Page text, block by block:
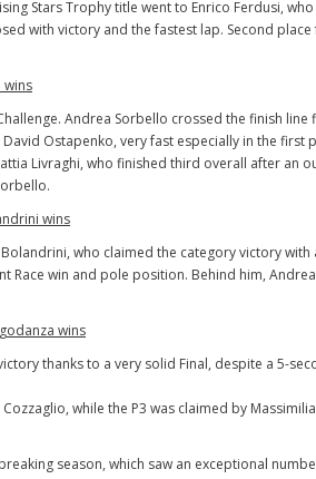
Stars Trophy title went to Enrico Ferdusi,
with victory and the fastest lap. Second
wins
Andrea Sorbello crossed the finish
Ostapenko, very fast especially in the first
Livraghi, who finished third overall after an
wins
who claimed the category victory
Race win and pole position. Behind him,
wins
thanks to a very solid Final, despite a 5-
while the P3 was claimed by
season, which saw an exceptional